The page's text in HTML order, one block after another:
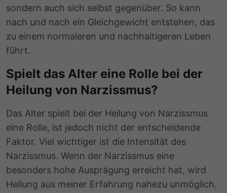
sondern auch sich selbst gegenüber. So kann
nach und nach ein Gleichgewicht entstehen, das
zu einem normaleren und nachhaltigeren Leben
führt.
Spielt das Alter eine Rolle bei der
Heilung von Narzissmus?
Das Alter spielt bei der Heilung von Narzissmus
eine Rolle, ist jedoch nicht der entscheidende
Faktor. Viel wichtiger ist die Intensität des
Narzissmus. Wenn der Narzissmus eine
besonders hohe Ausprägung erreicht hat, wird
Heilung aus meiner Erfahrung nahezu unmöglich.